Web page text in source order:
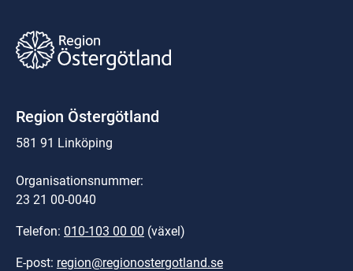
Region Östergötland
581 91 Linköping
Organisationsnummer:
23 21 00-0040
Telefon: 010-103 00 00 (växel)
E-post: region@regionostergotland.se